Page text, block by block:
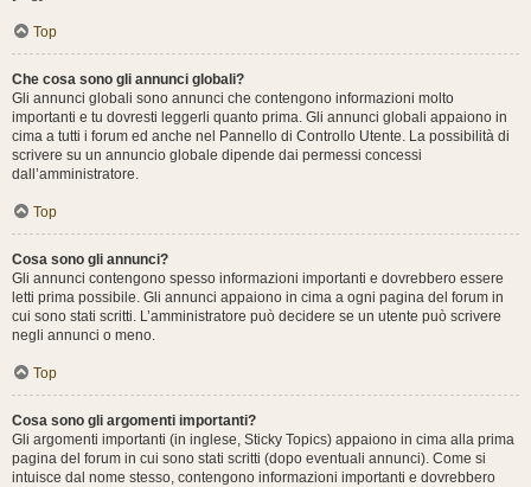
Top
Che cosa sono gli annunci globali?
Gli annunci globali sono annunci che contengono informazioni molto
importanti e tu dovresti leggerli quanto prima. Gli annunci globali appaiono in
cima a tutti i forum ed anche nel Pannello di Controllo Utente. La possibilità di
scrivere su un annuncio globale dipende dai permessi concessi
dall’amministratore.
Top
Cosa sono gli annunci?
Gli annunci contengono spesso informazioni importanti e dovrebbero essere
letti prima possibile. Gli annunci appaiono in cima a ogni pagina del forum in
cui sono stati scritti. L’amministratore può decidere se un utente può scrivere
negli annunci o meno.
Top
Cosa sono gli argomenti importanti?
Gli argomenti importanti (in inglese, Sticky Topics) appaiono in cima alla prima
pagina del forum in cui sono stati scritti (dopo eventuali annunci). Come si
intuisce dal nome stesso, contengono informazioni importanti e dovrebbero